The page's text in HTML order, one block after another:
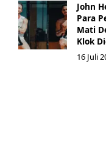
John
Para
Mati
Klok
16 Juli